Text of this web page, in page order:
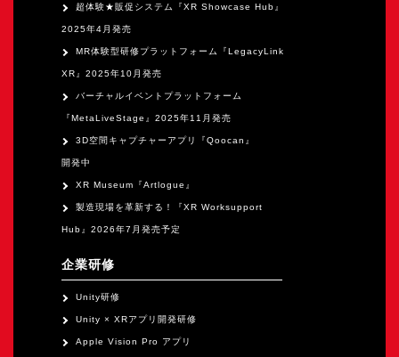
超体験★販促システム『XR Showcase Hub』
2025年4月発売
MR体験型研修プラットフォーム『LegacyLink
XR』2025年10月発売
バーチャルイベントプラットフォーム
『MetaLiveStage』2025年11月発売
3D空間キャプチャーアプリ『Qoocan』
開発中
XR Museum『Artlogue』
製造現場を革新する！『XR Worksupport
Hub』2026年7月発売予定
企業研修
Unity研修
Unity × XRアプリ開発研修
Apple Vision Pro アプリ